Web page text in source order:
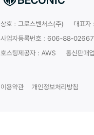
상호 : 그로스벤처스(주)
대표자
사업자등록번호 : 606-88-02667
호스팅제공자 : AWS
통신판매
이용약관 개인정보처리방침